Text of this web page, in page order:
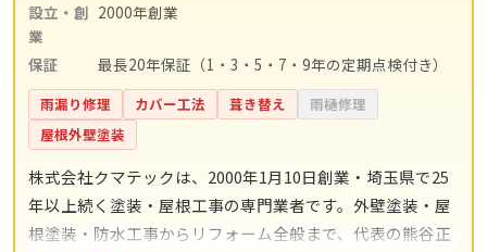
設立・創
業
2000年創業
保証 最長20年保証（1・3・5・7・9年の定期点検付き）
雨漏り修理 カバー工法 葺き替え
雨樋修理
屋根外壁塗装
株式会社クマテックは、2000年1月10日創業・埼玉県で25
年以上続く塗装・屋根工事の専門業者です。外壁塗装・屋
根塗装・防水工事からリフォーム全般まで、代表の熊谷正